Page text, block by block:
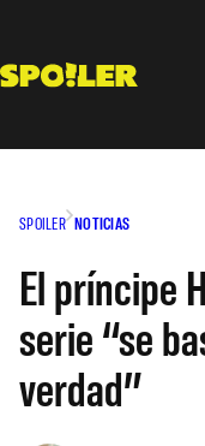
contenido
SPOILER NOTICIAS
El príncipe
serie “se
verdad”